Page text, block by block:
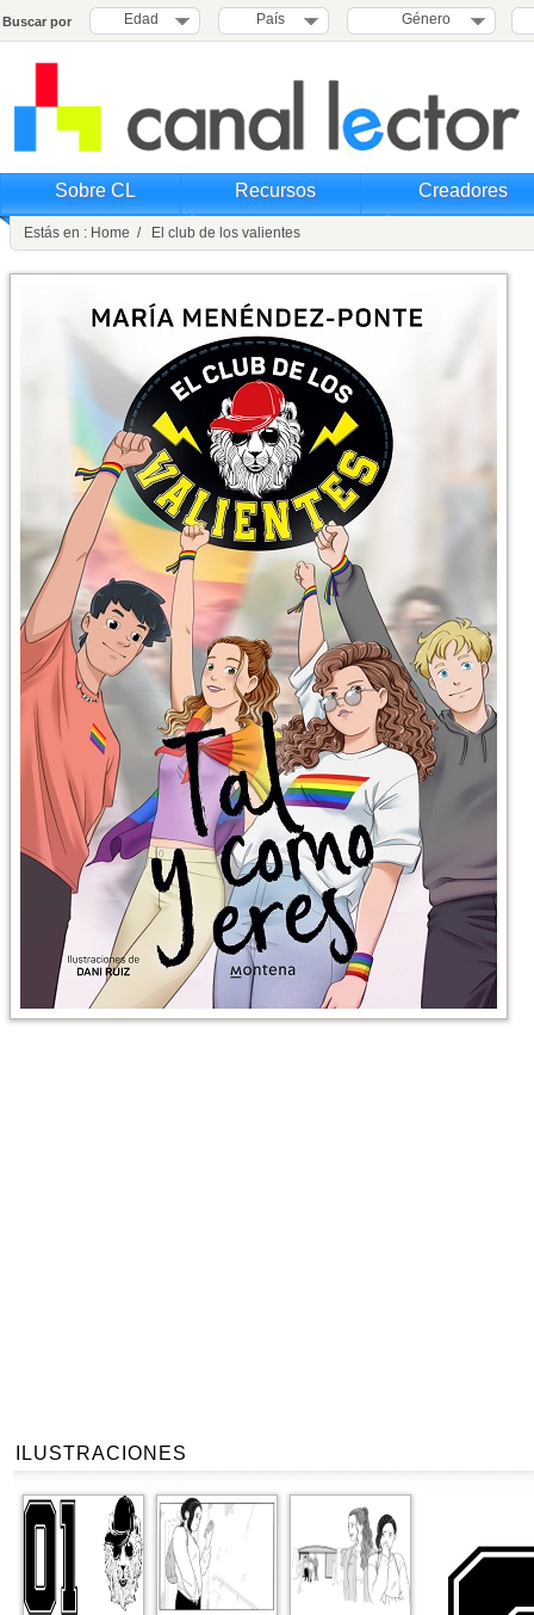
Buscar por Edad País Género
Sobre CL Recursos Creadores
Estás en : Home / El club de los valientes
ILUSTRACIONES